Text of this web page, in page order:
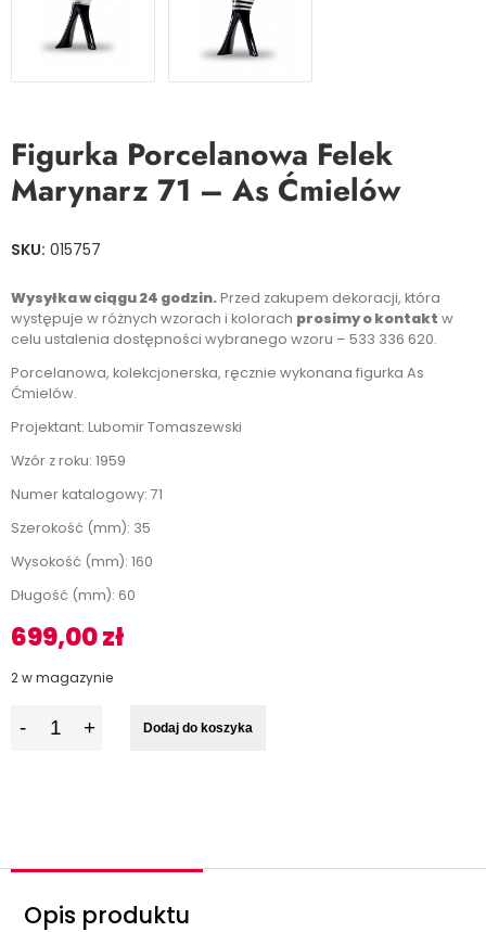
Figurka Porcelanowa Felek
Marynarz 71 – As Ćmielów
SKU: 015757
Wysyłka w ciągu 24 godzin.Przed zakupem dekoracji, która
występuje w różnych wzorach i kolorach prosimy o kontakt w
celu ustalenia dostępności wybranego wzoru – 533 336 620.
Porcelanowa, kolekcjonerska, ręcznie wykonana figurka As
Ćmielów.
Projektant: Lubomir Tomaszewski
Wzór z roku: 1959
Numer katalogowy: 71
Szerokość (mm): 35
Wysokość (mm): 160
Długość (mm): 60
699,00zł
2 w magazynie
Dodaj do koszyka
Opis produktu